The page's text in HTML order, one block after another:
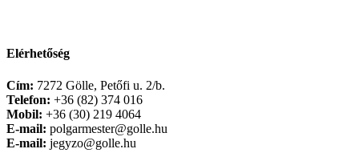
Elérhetőség
Cím: 7272 Gölle, Petőfi u. 2/b.
Telefon: +36 (82) 374 016
Mobil: +36 (30) 219 4064
E-mail: polgarmester@golle.hu
E-mail: jegyzo@golle.hu